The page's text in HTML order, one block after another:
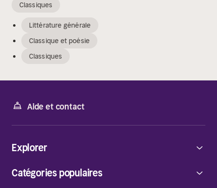
Classiques
Littérature générale
Classique et poésie
Classiques
Aide et contact
Explorer
Catégories populaires